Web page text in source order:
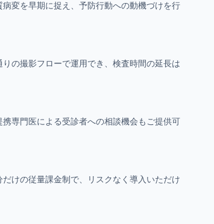
変を早期に捉え、予防行動への動機づけを行
の撮影フローで運用でき、検査時間の延長は
専門医による受診者への相談機会もご提供可
けの従量課金制で、リスクなく導入いただけ